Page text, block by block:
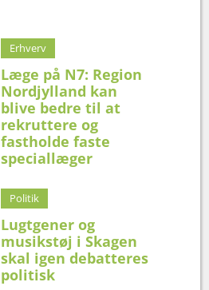
Erhverv
Læge på N7: Region
Nordjylland kan
blive bedre til at
rekruttere og
fastholde faste
speciallæger
Politik
Lugtgener og
musikstøj i Skagen
skal igen debatteres
politisk